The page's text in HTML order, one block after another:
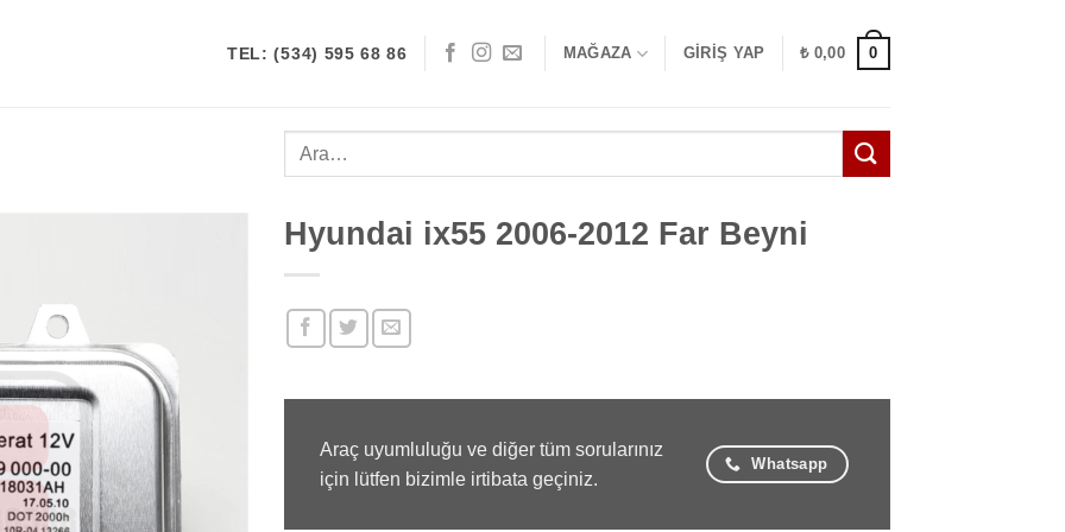
TEL: (534) 595 68 86 MAĞAZA GIRIŞ YAP ₺0,00 0
Ara:
Hyundai ix55 2006-2012 Far Beyni
Araç uyumluluğu ve diğer tüm sorularınız
için lütfen bizimle irtibata geçiniz.
Whatsapp